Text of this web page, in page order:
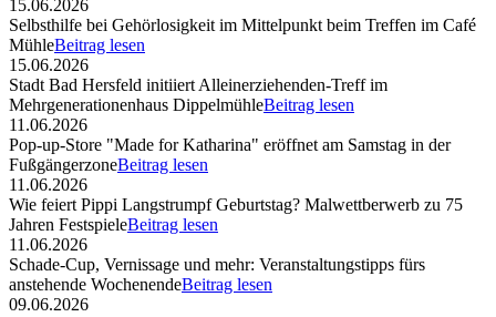
15.06.2026
Selbsthilfe bei Gehörlosigkeit im Mittelpunkt beim Treffen im Café
MühleBeitrag lesen
15.06.2026
Stadt Bad Hersfeld initiiert Alleinerziehenden-Treff im
Mehrgenerationenhaus DippelmühleBeitrag lesen
11.06.2026
Pop-up-Store "Made for Katharina" eröffnet am Samstag in der
FußgängerzoneBeitrag lesen
11.06.2026
Wie feiert Pippi Langstrumpf Geburtstag? Malwettberwerb zu 75
Jahren FestspieleBeitrag lesen
11.06.2026
Schade-Cup, Vernissage und mehr: Veranstaltungstipps fürs
anstehende WochenendeBeitrag lesen
09.06.2026